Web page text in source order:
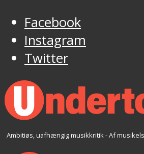
Facebook
Instagram
Twitter
Ambitiøs, uafhængig musikkritik - Af